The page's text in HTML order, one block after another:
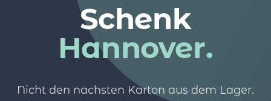
Schenk
Hannover.
Nicht den nächsten Karton aus dem Lager.